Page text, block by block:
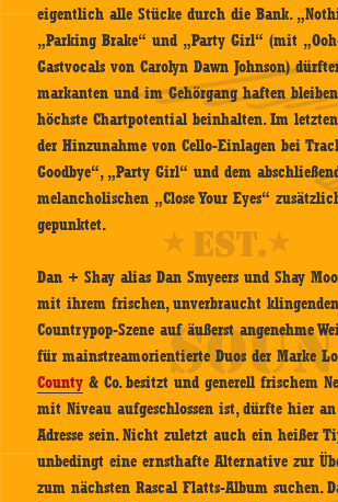
eigentlich alle Stücke durch die Bank.
„Parking Brake“ und „Party Girl“ (mit
Gastvocals von Carolyn Dawn Johnson)
markanten und im Gehörgang haften
höchste Chartpotential beinhalten. Im
der Hinzunahme von Cello-Einlagen bei
Goodbye“, „Party Girl“ und dem
melancholischen „Close Your Eyes“
gepunktet.
Dan + Shay alias Dan Smyeers und Shay
mit ihrem frischen, unverbraucht
Countrypop-Szene auf äußerst angenehme
für mainstreamorientierte Duos der Marke
County & Co. besitzt und generell frischem
mit Niveau aufgeschlossen ist, dürfte hier
Adresse sein. Nicht zuletzt auch ein heißer
unbedingt eine ernsthafte Alternative zur
zum nächsten Rascal Flatts-Album suchen.